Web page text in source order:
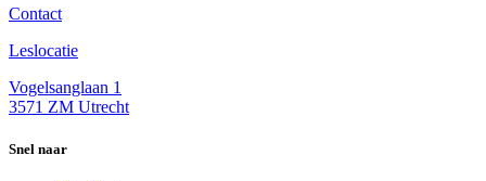
Contact
Leslocatie
Vogelsanglaan 1
3571 ZM Utrecht
Snel naar